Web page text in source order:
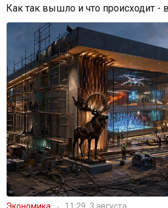
Как так вышло и что происходит -